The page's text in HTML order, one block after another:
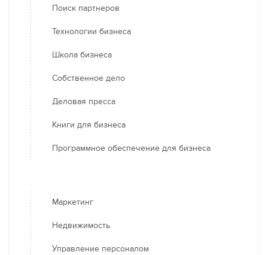
Поиск партнеров
Технологии бизнеса
Школа бизнеса
Собственное дело
Деловая пресса
Книги для бизнеса
Программное обеспечение для бизнеса
Маркетинг
Недвижимость
Управление персоналом